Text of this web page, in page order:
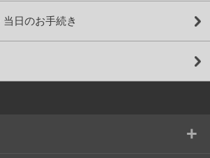
日のお手続き
+